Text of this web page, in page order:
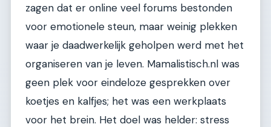
zagen dat er online veel forums bestonden
voor emotionele steun, maar weinig plekken
waar je daadwerkelijk geholpen werd met het
organiseren van je leven. Mamalistisch.nl was
geen plek voor eindeloze gesprekken over
koetjes en kalfjes; het was een werkplaats
voor het brein. Het doel was helder: stress